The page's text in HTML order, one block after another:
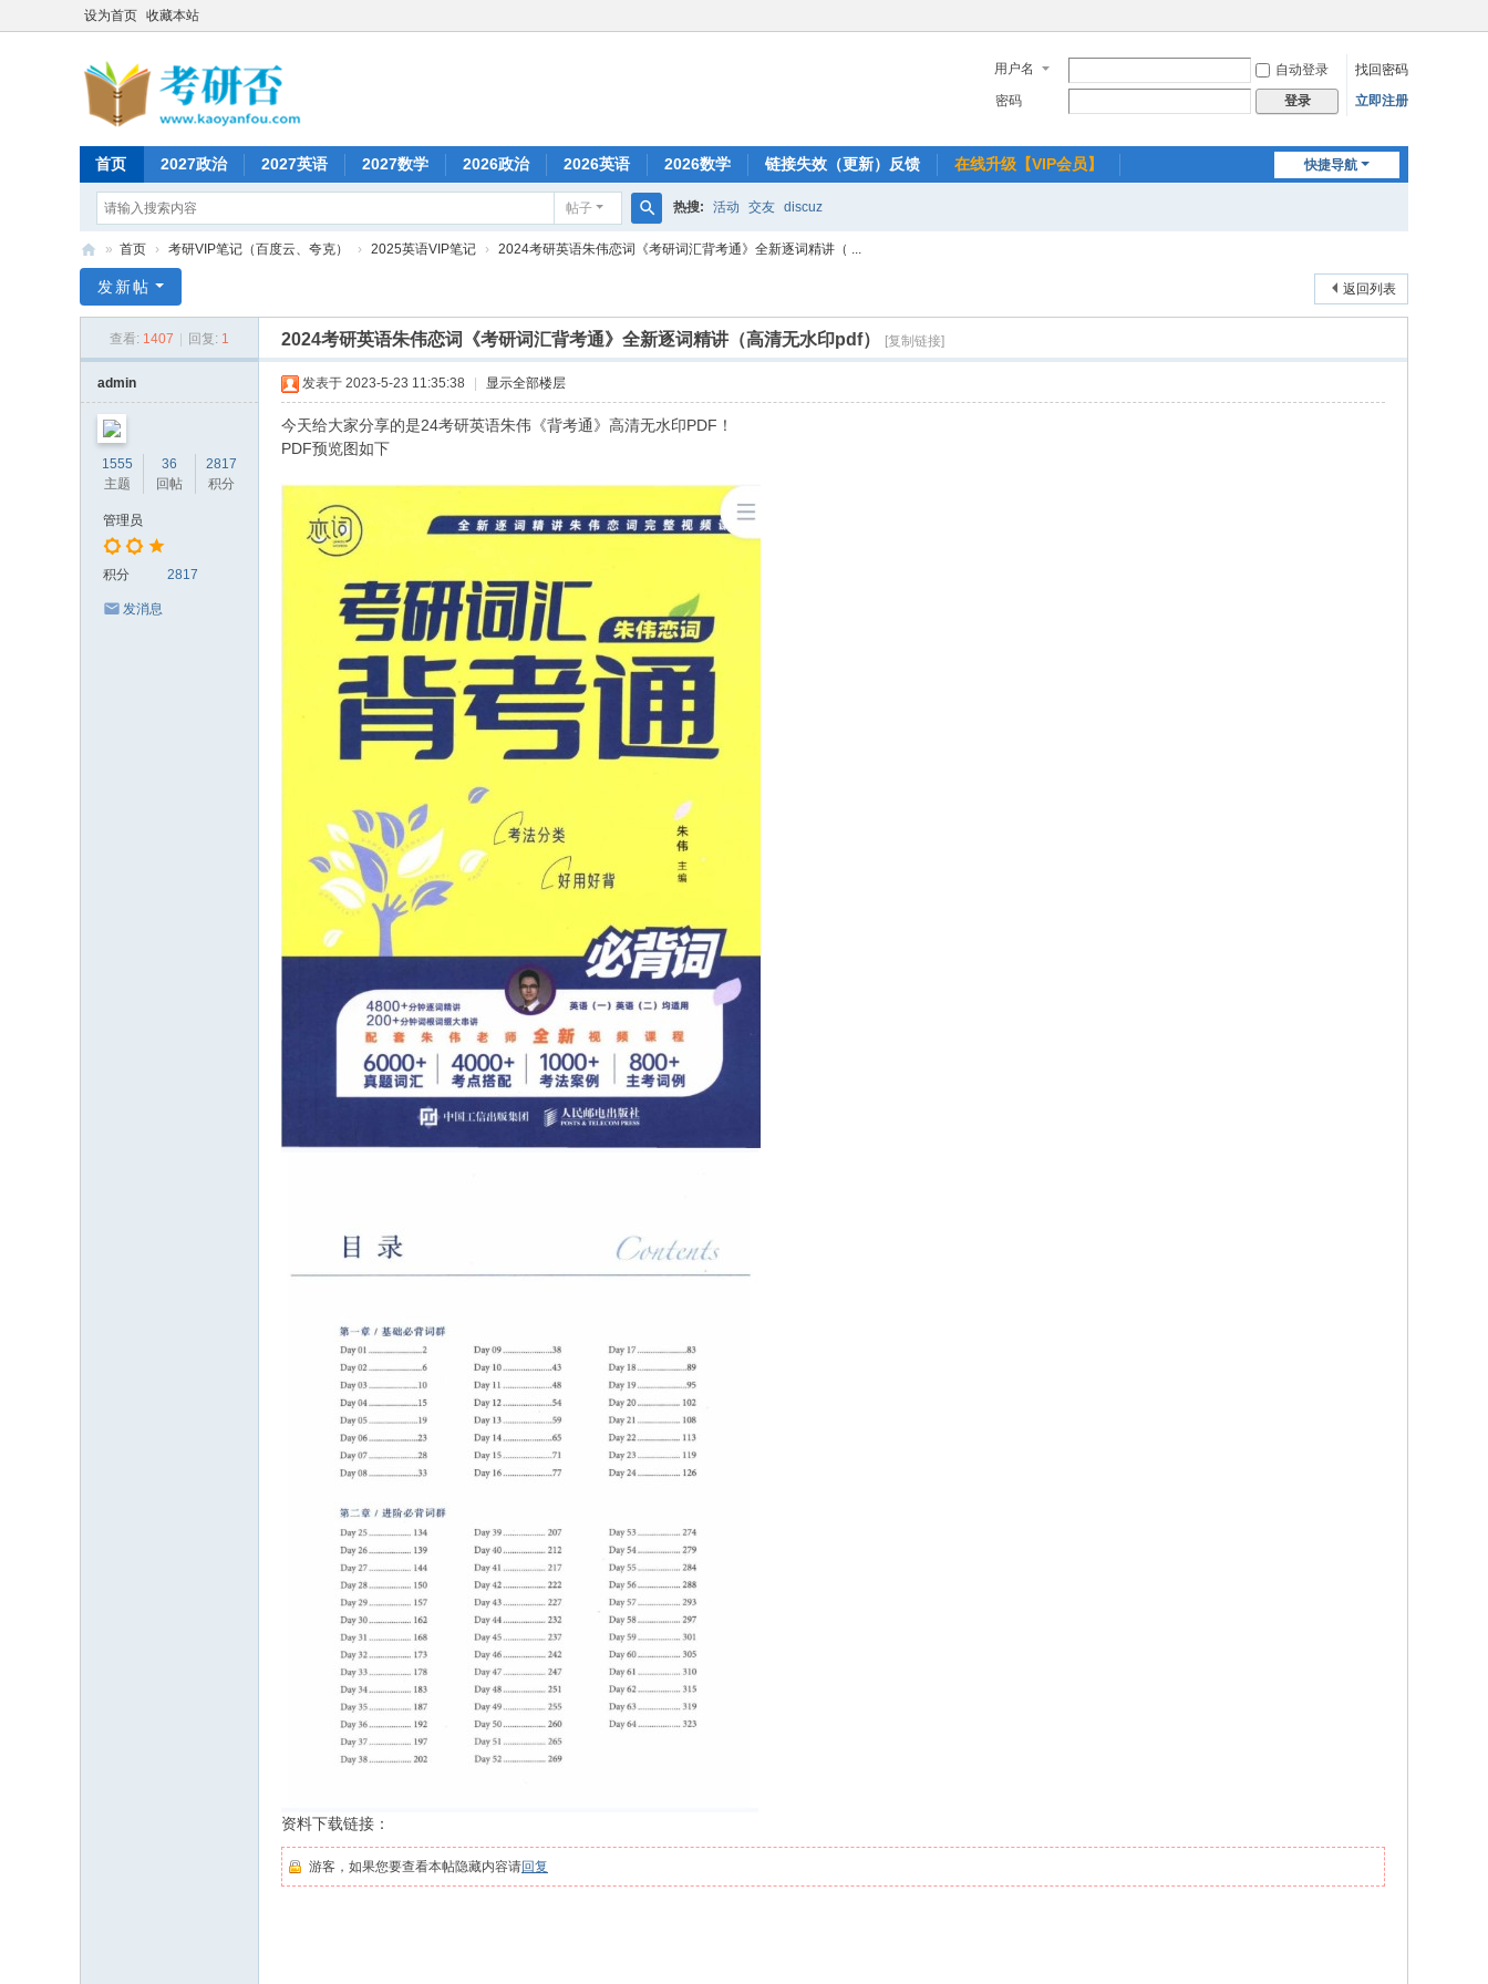
设为首页 收藏本站
用户名 自动登录
找回密码
密码
登录 立即注册
快捷导航
首页 2027政治 2027英语 2027数学 2026政治 2026英语 2026数学 链接失效（更新）反馈 在线升级【VIP会员】
帖子
搜
热搜: 活动 交友 discuz
研
» 首页 › 考研VIP笔记（百度云、夸克） › 2025英语VIP笔记 › 2024考研英语朱伟恋词《考研词汇背考通》全新逐词精讲（ ...
返回列表
发新帖
查看: 1407 回复: 1 2024考研英语朱伟恋词《考研词汇背考通》全新逐词精讲（高清无水印pdf） [复制链接]
admin
1555
主题
36
回帖
2817
积分
管理员
积分 2817
发消息
发表于 2023-5-23 11:35:38 显示全部楼层
今天给大家分享的是24考研英语朱伟《背考通》高清无水印PDF！
PDF预览图如下
资料下载链接：
游客，如果您要查看本帖隐藏内容请回复